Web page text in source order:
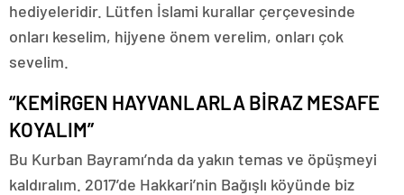
hediyeleridir. Lütfen İslami kurallar çerçevesinde
onları keselim, hijyene önem verelim, onları çok
sevelim.
“KEMİRGEN HAYVANLARLA BİRAZ MESAFE
KOYALIM”
Bu Kurban Bayramı’nda da yakın temas ve öpüşmeyi
kaldıralım. 2017’de Hakkari’nin Bağışlı köyünde biz